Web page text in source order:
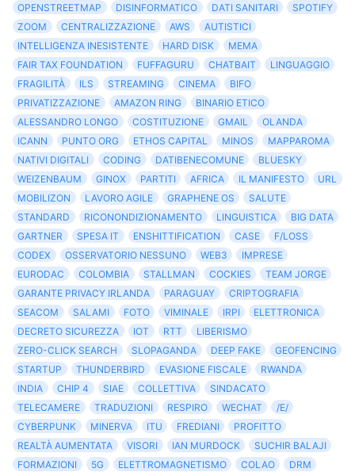
OPENSTREETMAP
DISINFORMATICO DATI SANITARI
SPOTIFY
ZOOM
CENTRALIZZAZIONE AWS
AUTISTICI
INTELLIGENZA INESISTENTE
HARD DISK
MEMA
FAIR TAX FOUNDATION
FUFFAGURU CHATBAIT
LINGUAGGIO
FRAGILITÀ
ILS STREAMING CINEMA
BIFO
PRIVATIZZAZIONE
AMAZON RING
BINARIO ETICO
ALESSANDRO LONGO
COSTITUZIONE GMAIL
OLANDA
ICANN
PUNTO ORG ETHOS CAPITAL MINOS
MAPPAROMA
NATIVI DIGITALI
CODING DATIBENECOMUNE
BLUESKY
WEIZENBAUM
GINOX PARTITI AFRICA IL MANIFESTO
URL
MOBILIZON
LAVORO AGILE GRAPHENE OS
SALUTE
STANDARD
RICONONDIZIONAMENTO LINGUISTICA
BIG DATA
GARTNER
SPESA IT ENSHITTIFICATION CASE
F/LOSS
CODEX
OSSERVATORIO NESSUNO WEB3
IMPRESE
EURODAC
COLOMBIA STALLMAN COCKIES
TEAM JORGE
GARANTE PRIVACY IRLANDA
PARAGUAY
CRIPTOGRAFIA
SEACOM
SALAMI FOTO VIMINALE IRPI
ELETTRONICA
DECRETO SICUREZZA
IOT RTT
LIBERISMO
ZERO-CLICK SEARCH
SLOPAGANDA DEEP FAKE
GEOFENCING
STARTUP
THUNDERBIRD EVASIONE FISCALE
RWANDA
INDIA
CHIP 4 SIAE COLLETTIVA
SINDACATO
TELECAMERE
TRADUZIONI RESPIRO WECHAT
/E/
CYBERPUNK
MINERVA ITU FREDIANI
PROFITTO
REALTÀ AUMENTATA
VISORI IAN MURDOCK
SUCHIR BALAJI
FORMAZIONI
5G ELETTROMAGNETISMO COLAO
DRM